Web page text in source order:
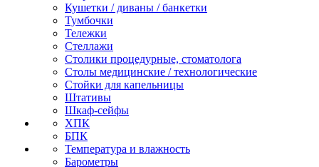
Кушетки / диваны / банкетки
Тумбочки
Тележки
Стеллажи
Столики процедурные, стоматолога
Столы медицинские / технологические
Стойки для капельницы
Штативы
Шкаф-сейфы
ХПК
БПК
Температура и влажность
Барометры